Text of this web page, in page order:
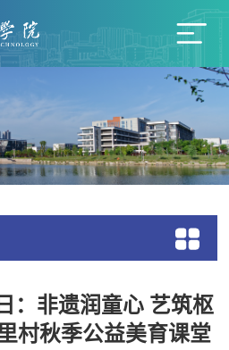
：非遗润童心 艺筑枢
村秋季公益美育课堂